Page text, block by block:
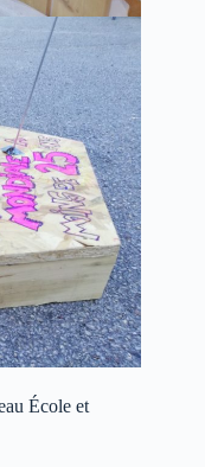
École et